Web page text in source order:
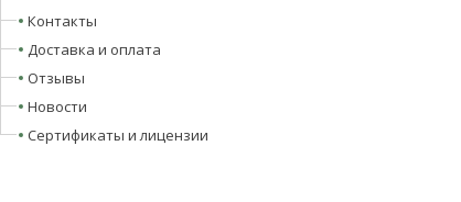
Контакты
Доставка и оплата
Отзывы
Новости
Сертификаты и лицензии